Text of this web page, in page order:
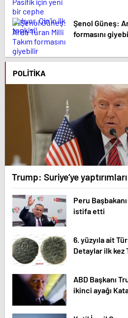
Şenol Güneş:
formasını
POLITIKA
Trump: Suriye’ye
Peru
istifa etti
6. yüzyıla ait
Detaylar ilk kez
ABD Başkanı
ikinci ayağı